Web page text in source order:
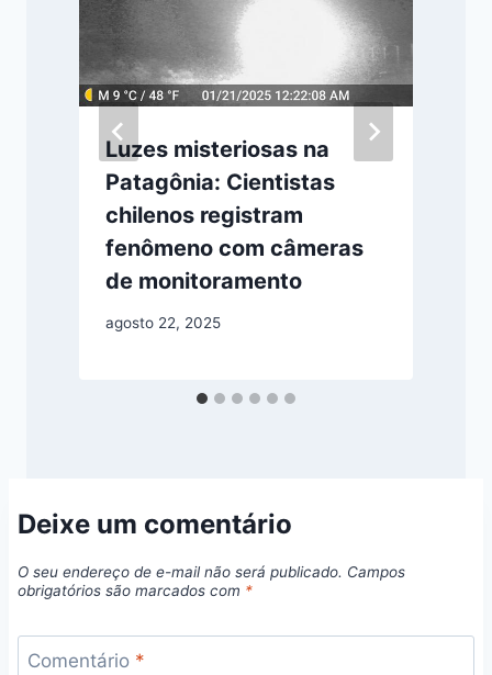
Luzes misteriosas na
Patagônia: Cientistas
chilenos registram
fenômeno com câmeras
de monitoramento
agosto 22, 2025
Deixe um comentário
O seu endereço de e-mail não será publicado. Campos
obrigatórios são marcados com *
Comentário *